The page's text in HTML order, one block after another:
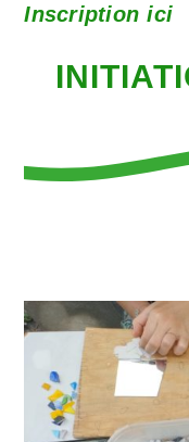
Inscription ici